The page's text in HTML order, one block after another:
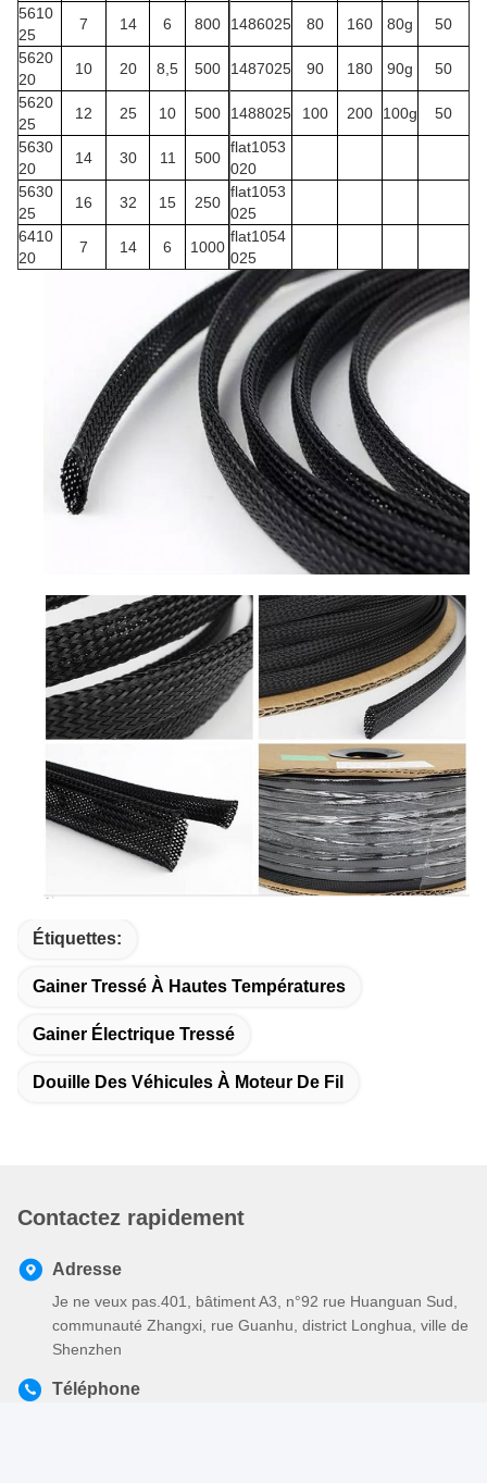
5610
25
7 14 6 800 1486025 80 160 80g
50
5620
20
10 20 8,5 500 1487025 90 180 90g
50
5620
25
12 25 10 500 1488025 100 200 100g
50
5630
20
14 30 11 500
flat1053
020
5630
25
16 32 15 250
flat1053
025
6410
20
7 14 6 1000
flat1054
025
Étiquettes:
Gainer Tressé À Hautes Températures
Gainer Électrique Tressé
Douille Des Véhicules À Moteur De Fil
Contactez rapidement
Adresse
Je ne veux pas.401, bâtiment A3, n°92 rue Huanguan Sud,
communauté Zhangxi, rue Guanhu, district Longhua, ville de
Shenzhen
Téléphone